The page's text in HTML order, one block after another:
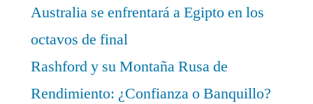
Australia se enfrentará a Egipto en los
octavos de final
Rashford y su Montaña Rusa de
Rendimiento: ¿Confianza o Banquillo?